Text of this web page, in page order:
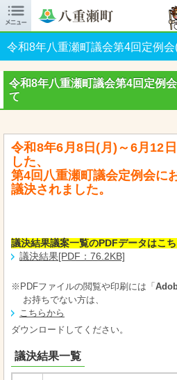
 八重瀬町オフ
令和8年八重瀬町議会第4回定例
令和8年八重瀬町議会第4回定例
て
令和8年6月8日(月)～6月12
した、
第4回八重瀬町議会定例会に
議決されました。
議決結果議案一覧のPDFデータはこ
議決結果[PDF：76.2KB]
※PDFファイルの閲覧や印刷には「
お持ちでない方は、
こちらから
ダウンロードしてください。
議決結果一覧